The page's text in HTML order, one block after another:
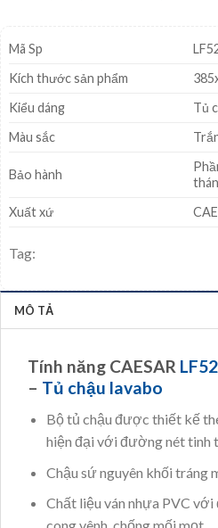
Mã Sp
Kích thước sản phẩm
Kiểu dáng
Tủ
Màu sắc
Bảo hành
Xuất xứ
Tag:
MÔ TẢ
Tính năng CAESAR
– Tủ chậu lavabo
Bộ tủ chậu được thiết kế
hiện đại với đường nét tinh
Chậu sứ nguyên khối tráng
Chất liệu ván nhựa PVC với